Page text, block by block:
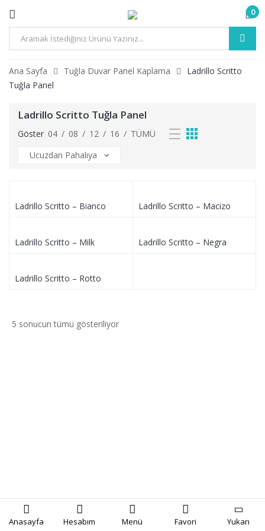
0
Anasayfa Hesabım Menü Favori Yukarı
Ana Sayfa Tuğla Duvar Panel Kaplama
Ladrillo Scritto
Tuğla Panel
Ladrillo Scritto Tuğla Panel
Göster 04 / 08 / 12 / 16 / TÜMÜ
Ladrillo Scritto – Bianco Ladrillo Scritto – Macizo
Ladrillo Scritto – Milk Ladrillo Scritto – Negra
Ladrillo Scritto – Rotto
5 sonucun tümü gösteriliyor